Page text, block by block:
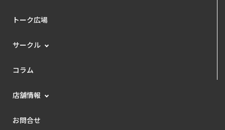
トーク広場
サークル
コラム
店舗情報
お問合せ